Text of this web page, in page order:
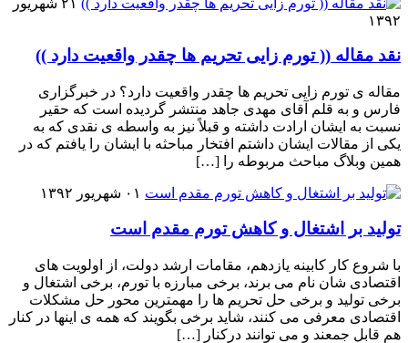
۱۳۹۲
نقد مقاله (( تورم زایی تحریم ها چقدر واقعیت دارد ))
مقاله ی تورم زایی تحریم ها چقدر واقعیت دارد؟ در خبرگزاری
فارس و به قلم آقای مهدی جاهد منتشر گردیده است که حقیر
نسبت به ایشان ارادت داشته و قبلاً نیز به واسطه ی نقدی که به
یکی از مقالات ایشان داشتم افتخار مباحثه با ایشان را یافتم که در
همین وبلاگ مباحث مربوطه را […]
۰۱ شهریور ۱۳۹۲
تولید بر اشتغال و کاهش تورم مقدم است
با شروع کار کابینه یازدهم، مقامات ارشد دولت، از اولویت های
اقتصادی شان نام می برند، برخی مبارزه با تورم، برخی اشتغال و
برخی تولید و برخی حل تحریم ها را مهمترین محور حل مشکلات
اقتصادی معرفی می کنند، شاید برخی بگویند که همه ی اینها در کنار
هم قابل جمعند و می توانند درکنار […]